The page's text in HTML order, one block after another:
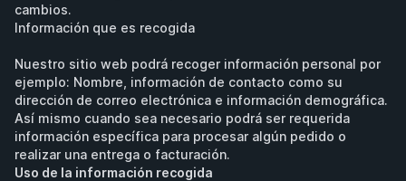
cambios.
Información que es recogida
Nuestro sitio web podrá recoger información personal por
ejemplo: Nombre, información de contacto como su
dirección de correo electrónica e información demográfica.
Así mismo cuando sea necesario podrá ser requerida
información específica para procesar algún pedido o
realizar una entrega o facturación.
Uso de la información recogida